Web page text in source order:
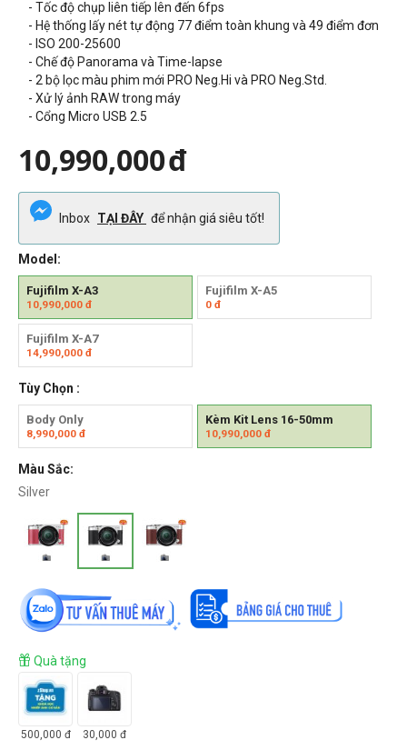
- Tốc độ chụp liên tiếp lên đến 6fps
- Hệ thống lấy nét tự động 77 điểm toàn khung và 49 điểm đơn
- ISO 200-25600
- Chế độ Panorama và Time-lapse
- 2 bộ lọc màu phim mới PRO Neg.Hi và PRO Neg.Std.
- Xử lý ảnh RAW trong máy
- Cổng Micro USB 2.5
10,990,000đ
Inbox TẠI ĐÂY để nhận giá siêu tốt!
Model:
Fujifilm X-A3
10,990,000 đ
Fujifilm X-A5
0đ
Fujifilm X-A7
14,990,000 đ
Tùy Chọn :
Body Only
8,990,000 đ
Kèm Kit Lens 16-50mm
10,990,000đ
Màu Sắc:
Silver
Quà tặng
500,000 đ 30,000 đ